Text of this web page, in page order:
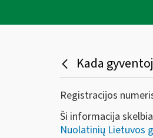
Kada
Registracijos
Ši informacija
Nuolatinių Lietuvos